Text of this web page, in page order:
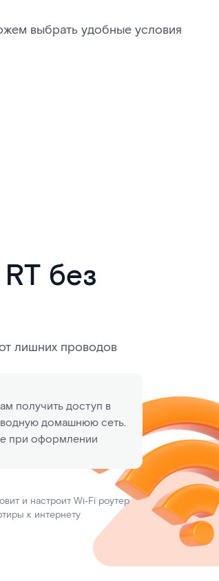
выбрать удобные условия
без
лишних проводов
получить доступ в
домашнюю сеть.
при оформлении
и настроит Wi‑Fi роутер
к интернету